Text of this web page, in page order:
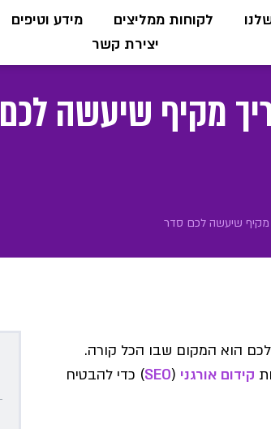
לקוחות ממליצים מידע וטיפים
יצירת קשר
מקיף שיעשה לכם
מקיף שיעשה לכם סדר
הוא המקום שבו הכל קורה.
קידום אורגני (
SEO) כדי להבטיח